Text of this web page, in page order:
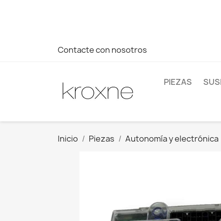
Contacte con nosotros
PIEZAS
Inicio Piezas Autonomía y electrónica